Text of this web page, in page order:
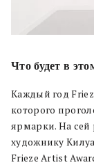
Что будет в
Каждый год
которого
ярмарки. На сей
художнику
Frieze Artist